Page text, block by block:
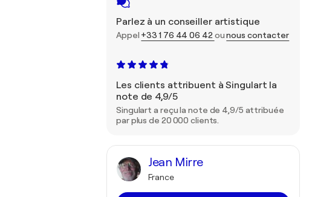
Parlez à un conseiller artistique
Appel +33 1 76 44 06 42 ounous contacter
Les clients attribuent à Singulart la
note de 4,9/5
Singulart a reçu la note de 4,9/5 attribuée
par plus de 20 000 clients.
Jean Mirre
France